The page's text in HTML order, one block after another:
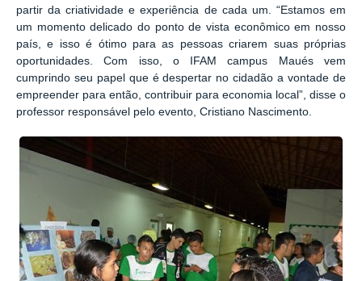
partir da criatividade e experiência de cada um. “Estamos em
um momento delicado do ponto de vista econômico em nosso
país, e isso é ótimo para as pessoas criarem suas próprias
oportunidades. Com isso, o IFAM campus Maués vem
cumprindo seu papel que é despertar no cidadão a vontade de
empreender para então, contribuir para economia local”, disse o
professor responsável pelo evento, Cristiano Nascimento.